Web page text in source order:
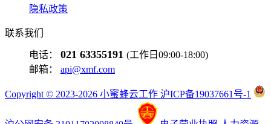
隐私政策
联系我们
电话： 021 63355191 (工作日09:00-18:00)
邮箱： api@xmf.com
Copyright © 2023-2026 小蜜蜂云工作 沪ICP备19037661号-1